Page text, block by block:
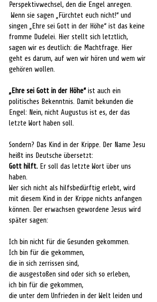
Perspektivwechsel, den die Engel anregen.
singen „Ehre sei Gott in der Höhe“ ist das keine
fromme Dudelei. Hier stellt sich letztlich,
sagen wir es deutlich: die Machtfrage. Hier
geht es darum, auf wen wir hören und wem wir
gehören wollen.
„Ehre sei Gott in der Höhe“ ist auch ein
politisches Bekenntnis. Damit bekunden die
Engel: Nein, nicht Augustus ist es, der das
letzte Wort haben soll.
Sondern? Das Kind in der Krippe. Der Name Jesu
heißt ins Deutsche übersetzt:
Gott hilft. Er soll das letzte Wort über uns
haben.
Wer sich nicht als hilfsbedürftig erlebt, wird
mit diesem Kind in der Krippe nichts anfangen
können. Der erwachsen gewordene Jesus wird
später sagen:
Ich bin nicht für die Gesunden gekommen.
Ich bin für die gekommen,
die in sich zerrissen sind,
die ausgestoßen sind oder sich so erleben,
ich bin für die gekommen,
die unter dem Unfrieden in der Welt leiden und